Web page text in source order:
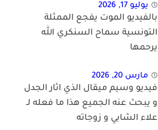
يوليو 17, 2026
بالفيديو الموت يفجع الممثلة
التونسية سماح السنكري الله
يرحمها
مارس 20, 2026
فيديو وسيم ميقال الذي اثار الجدل
و يبحث عنه الجميع هذا ما فعله لـ
علاء الشابي و زوجاته